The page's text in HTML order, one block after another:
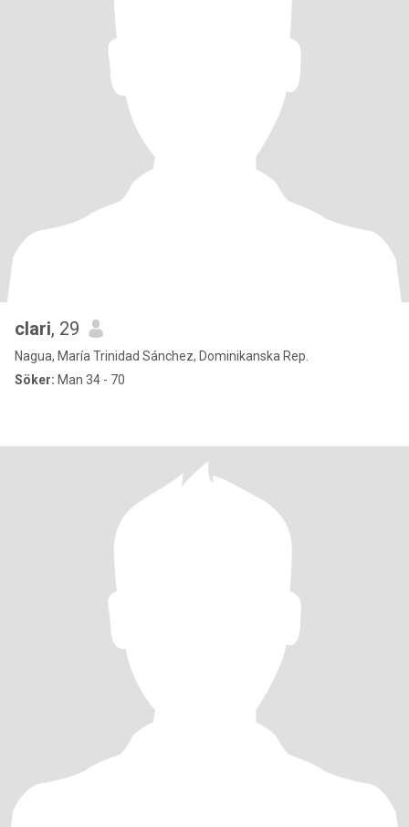
clari, 29
Nagua, María Trinidad Sánchez, Dominikanska Rep.
Söker: Man 34 - 70